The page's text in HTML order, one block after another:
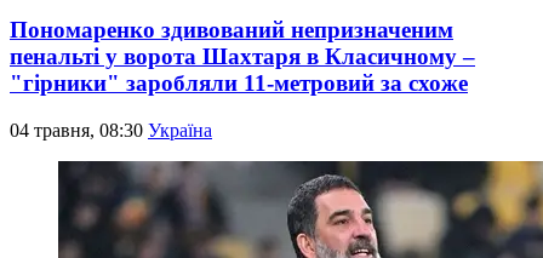
Пономаренко здивований непризначеним
пенальті у ворота Шахтаря в Класичному –
"гірники" заробляли 11-метровий за схоже
04 травня, 08:30 Україна